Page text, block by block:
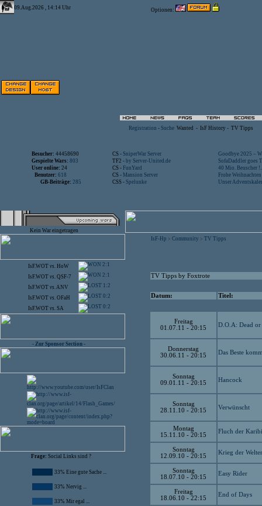
09.Aug.2026 , 14:14 Uhr Optionen:
Registration - Suche Wanted - IsF History - TV Tipps
Besucher: 44458690 CS - SniperWar Server
Goodbye 2025 –
Gespielte Wars: 803 TF2 - by Server-United.de
SofaDaddler goes
User online: 24 CS - FunYard
40 Mio. Beuscher
Benutzer: 618 CS - Mansion Server
Frohe
GB-Beiträge: 285 CSS - Spelunke Unser
Kein War eingetragen
IsF.WOT vs. HoW 2:1
IsF.WOT vs. QSF-7 2:1
IsF.WOT vs.ANV 1:2
IsF.WOT vs. OFaH 0:2
IsF.WOT vs. SA 0:2
- Zur Sponsor Section -
Frage: Social Links sind ?
33% Eine gute Sache ...
33% Nervig ...
33% Mir egal ...
IsF-Hp > Community > TV Tipps
TV Tipps by Foxtrote
Datum: Titel:
Freitag
01.07.11 - 20:15
D.O.A: Dead
Donnerstag
30.06.11 - 20:15
Das Beste
Sonntag
09.01.11 - 20:15
Hancock
Sonntag
28.11.10 - 20:15
Verwünscht
Montag
15.11.10 - 20:15
Fluch der
Sonntag
12.09.10 - 20:15
Krieg der
Sonntag
18.07.10 - 20:15
Easy Rider
Freitag
18.06.10 - 22:15
End of Days